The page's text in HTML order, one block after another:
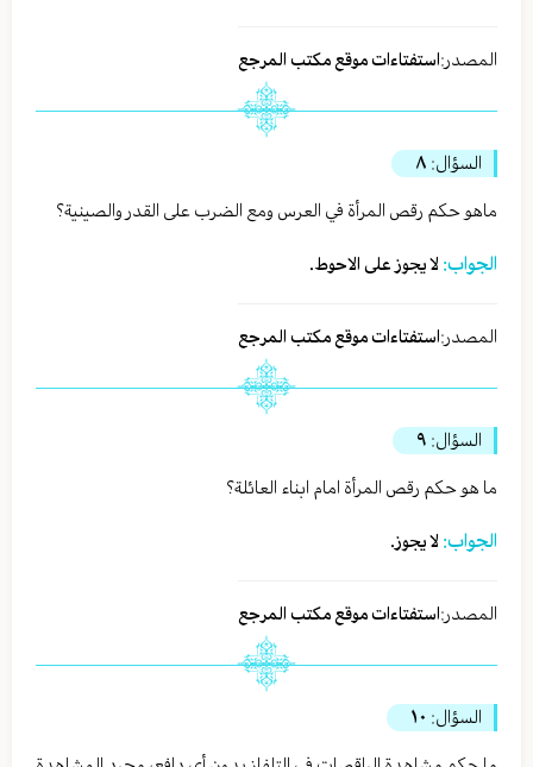
المصدر:استفتاءات موقع مكتب المرجع
السؤال: ٨
ماهو حكم رقص المرأة في العرس ومع الضرب على القدر والصينية؟
الجواب: لا يجوز على الاحوط.
المصدر:استفتاءات موقع مكتب المرجع
السؤال: ٩
ما هو حكم رقص المرأة امام ابناء العائلة؟
الجواب: لا يجوز.
المصدر:استفتاءات موقع مكتب المرجع
السؤال: ١٠